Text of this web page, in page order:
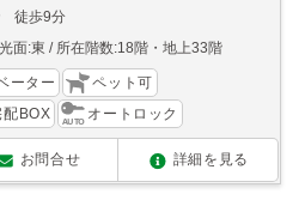
徒歩9分
面:東 所在階数:18階・地上33階
ーター
ペット可
配BOX オートロック
お問合せ 詳細を見る